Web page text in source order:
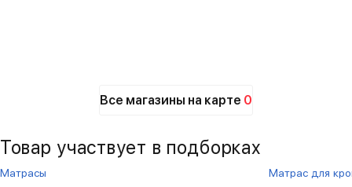
Все магазины на карте 0
Товар участвует в подборках
Матрасы
Матрас для